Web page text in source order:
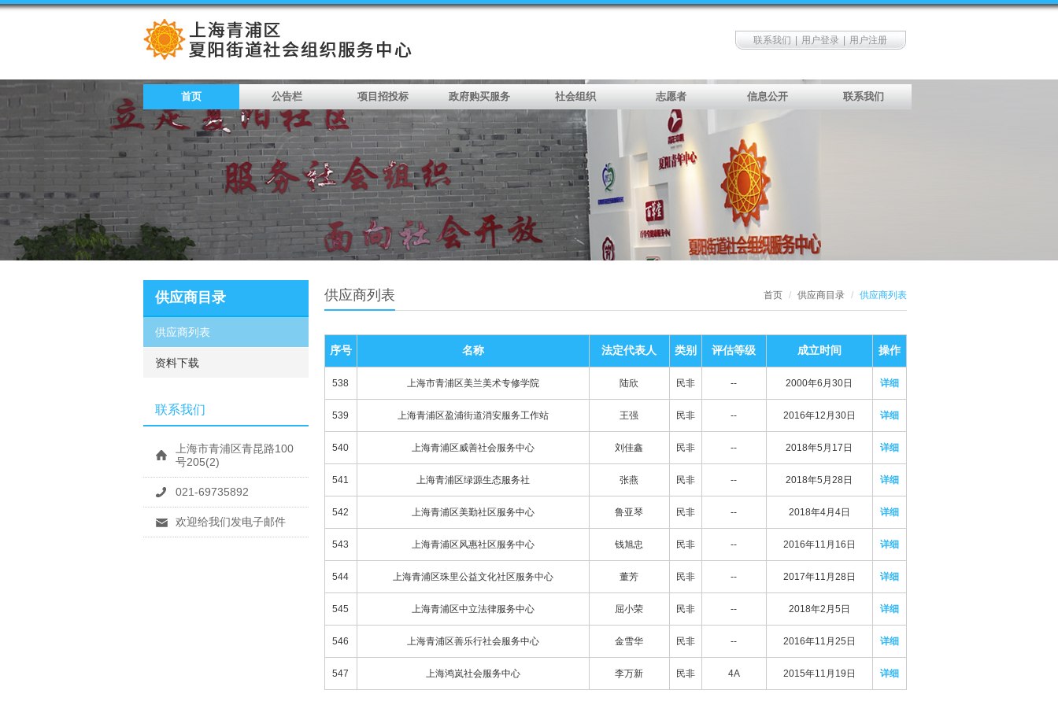
联系我们 用户登录 用户注册
首页 公告栏 项目招投标 政府购买服务 社会组织 志愿者 信息公开 联系我们
供应商目录
供应商列表
资料下载
联系我们
上海市青浦区青昆路100
号205(2)
021-69735892
欢迎给我们发电子邮件
首页 / 供应商目录 / 供应商列表
供应商列表
序号 名称 法定代表人 类别 评估等级 成立时间 操作
538 上海市青浦区美兰美术专修学院 陆欣 民非 -- 2000年6月30日 详细
539 上海青浦区盈浦街道消安服务工作站 王强 民非 -- 2016年12月30日 详细
540 上海青浦区威善社会服务中心 刘佳鑫 民非 -- 2018年5月17日 详细
541 上海青浦区绿源生态服务社 张燕 民非 -- 2018年5月28日 详细
542 上海青浦区美勤社区服务中心 鲁亚琴 民非 -- 2018年4月4日 详细
543 上海青浦区风惠社区服务中心 钱旭忠 民非 -- 2016年11月16日 详细
544 上海青浦区珠里公益文化社区服务中心 董芳 民非 -- 2017年11月28日 详细
545 上海青浦区中立法律服务中心 屈小荣 民非 -- 2018年2月5日 详细
546 上海青浦区善乐行社会服务中心 金雪华 民非 -- 2016年11月25日 详细
547 上海鸿岚社会服务中心 李万新 民非 4A 2015年11月19日 详细